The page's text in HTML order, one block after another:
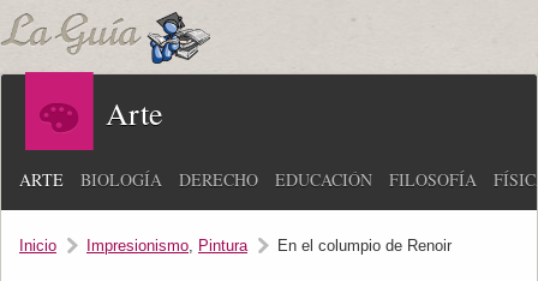
Arte
ARTE BIOLOGÍA DERECHO EDUCACIÓN FILOSOFÍA
Inicio Impresionismo, Pintura En el columpio de Renoir